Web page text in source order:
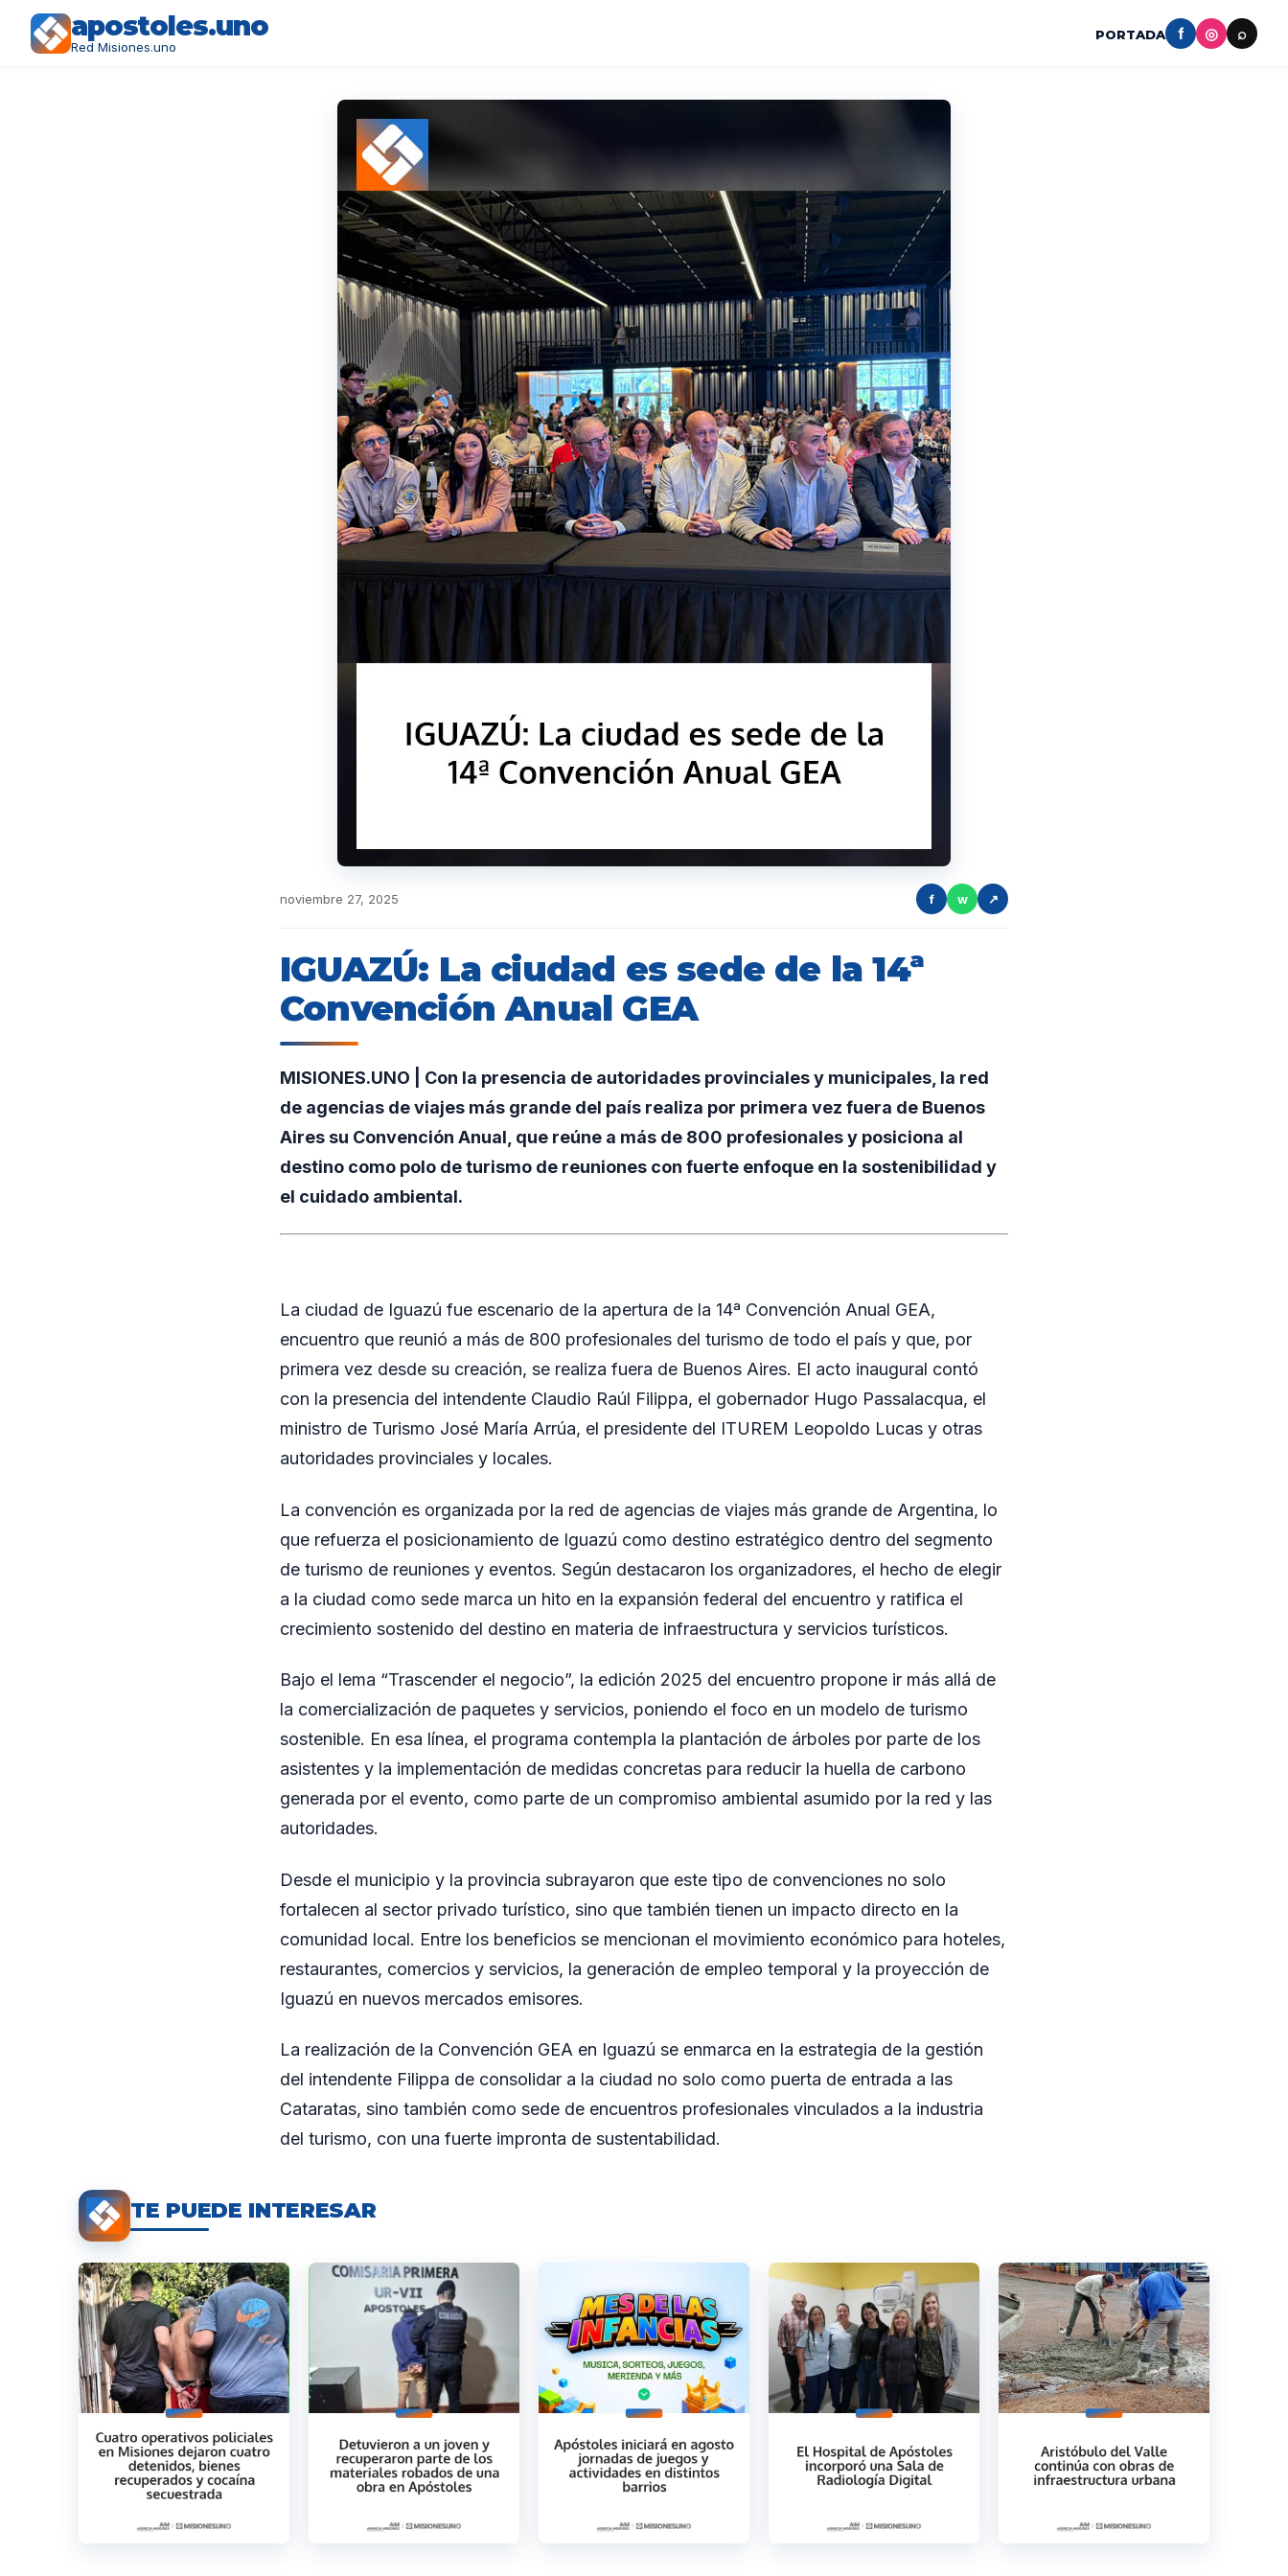
apostoles.uno
Red Misiones.uno
PORTADA f ◎ ⌕
noviembre 27, 2025 f w ↗
IGUAZÚ: La ciudad es sede de la 14ª
Convención Anual GEA
MISIONES.UNO | Con la presencia de autoridades provinciales y municipales, la red
de agencias de viajes más grande del país realiza por primera vez fuera de Buenos
Aires su Convención Anual, que reúne a más de 800 profesionales y posiciona al
destino como polo de turismo de reuniones con fuerte enfoque en la sostenibilidad y
el cuidado ambiental.
La ciudad de Iguazú fue escenario de la apertura de la 14ª Convención Anual GEA,
encuentro que reunió a más de 800 profesionales del turismo de todo el país y que, por
primera vez desde su creación, se realiza fuera de Buenos Aires. El acto inaugural contó
con la presencia del intendente Claudio Raúl Filippa, el gobernador Hugo Passalacqua, el
ministro de Turismo José María Arrúa, el presidente del ITUREM Leopoldo Lucas y otras
autoridades provinciales y locales.
La convención es organizada por la red de agencias de viajes más grande de Argentina, lo
que refuerza el posicionamiento de Iguazú como destino estratégico dentro del segmento
de turismo de reuniones y eventos. Según destacaron los organizadores, el hecho de elegir
a la ciudad como sede marca un hito en la expansión federal del encuentro y ratifica el
crecimiento sostenido del destino en materia de infraestructura y servicios turísticos.
Bajo el lema “Trascender el negocio”, la edición 2025 del encuentro propone ir más allá de
la comercialización de paquetes y servicios, poniendo el foco en un modelo de turismo
sostenible. En esa línea, el programa contempla la plantación de árboles por parte de los
asistentes y la implementación de medidas concretas para reducir la huella de carbono
generada por el evento, como parte de un compromiso ambiental asumido por la red y las
autoridades.
Desde el municipio y la provincia subrayaron que este tipo de convenciones no solo
fortalecen al sector privado turístico, sino que también tienen un impacto directo en la
comunidad local. Entre los beneficios se mencionan el movimiento económico para hoteles,
restaurantes, comercios y servicios, la generación de empleo temporal y la proyección de
Iguazú en nuevos mercados emisores.
La realización de la Convención GEA en Iguazú se enmarca en la estrategia de la gestión
del intendente Filippa de consolidar a la ciudad no solo como puerta de entrada a las
Cataratas, sino también como sede de encuentros profesionales vinculados a la industria
del turismo, con una fuerte impronta de sustentabilidad.
TE PUEDE INTERESAR